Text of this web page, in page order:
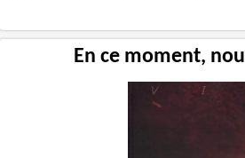
En ce moment,